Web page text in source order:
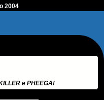
2004
e PHEEGA!